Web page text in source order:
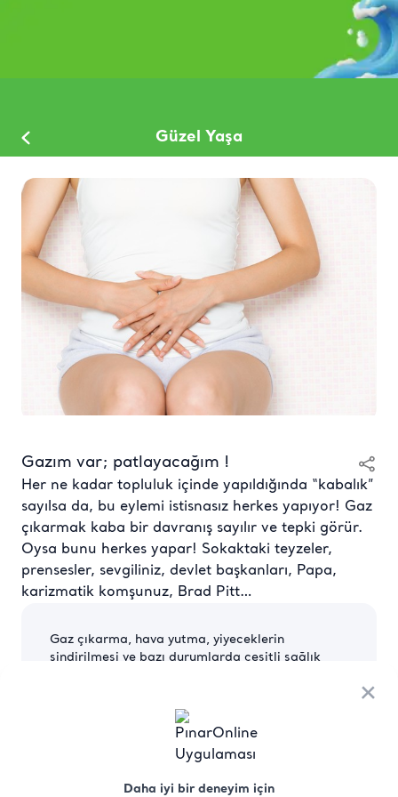
×
Daha iyi bir deneyim için
Güzel Yaşa
Gazım var; patlayacağım !
Her ne kadar topluluk içinde yapıldığında “kabalık”
sayılsa da, bu eylemi istisnasız herkes yapıyor! Gaz
çıkarmak kaba bir davranış sayılır ve tepki görür.
Oysa bunu herkes yapar! Sokaktaki teyzeler,
prensesler, sevgiliniz, devlet başkanları, Papa,
karizmatik komşunuz, Brad Pitt…
Gaz çıkarma, hava yutma, yiyeceklerin
sindirilmesi ve bazı durumlarda çeşitli sağlık
Bağırsaklarımızda sıkışan ve dışarı itilen gaz,
sıkışmış gazın basıncına bağlı olarak çıkış